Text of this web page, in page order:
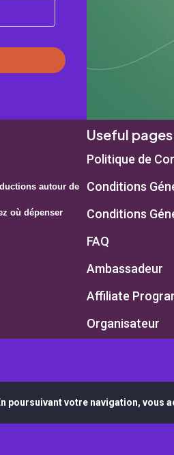
autour de
où dépenser
Useful pages
Politique de
Conditions
Conditions
FAQ
Ambassadeur
Affiliate
Organisateur
poursuivant votre navigation, vous